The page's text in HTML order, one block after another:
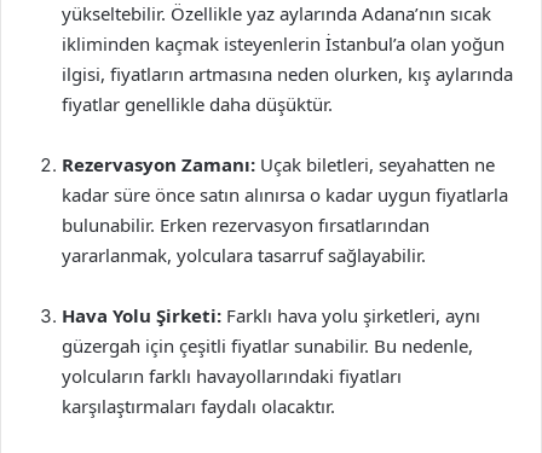
yükseltebilir. Özellikle yaz aylarında Adana’nın sıcak
ikliminden kaçmak isteyenlerin İstanbul’a olan yoğun
ilgisi, fiyatların artmasına neden olurken, kış aylarında
fiyatlar genellikle daha düşüktür.
Rezervasyon Zamanı: Uçak biletleri, seyahatten ne
kadar süre önce satın alınırsa o kadar uygun fiyatlarla
bulunabilir. Erken rezervasyon fırsatlarından
yararlanmak, yolculara tasarruf sağlayabilir.
Hava Yolu Şirketi: Farklı hava yolu şirketleri, aynı
güzergah için çeşitli fiyatlar sunabilir. Bu nedenle,
yolcuların farklı havayollarındaki fiyatları
karşılaştırmaları faydalı olacaktır.